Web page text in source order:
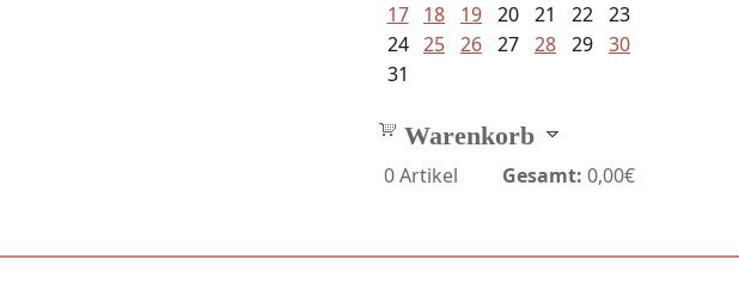
17
18 19 20 21 22 23
24 25 26 27 28 29 30
31
Warenkorb
0Artikel Gesamt: 0,00€